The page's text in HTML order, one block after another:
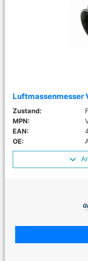
Luftmassenmesser
Zustand:
MPN:
EAN:
OE: